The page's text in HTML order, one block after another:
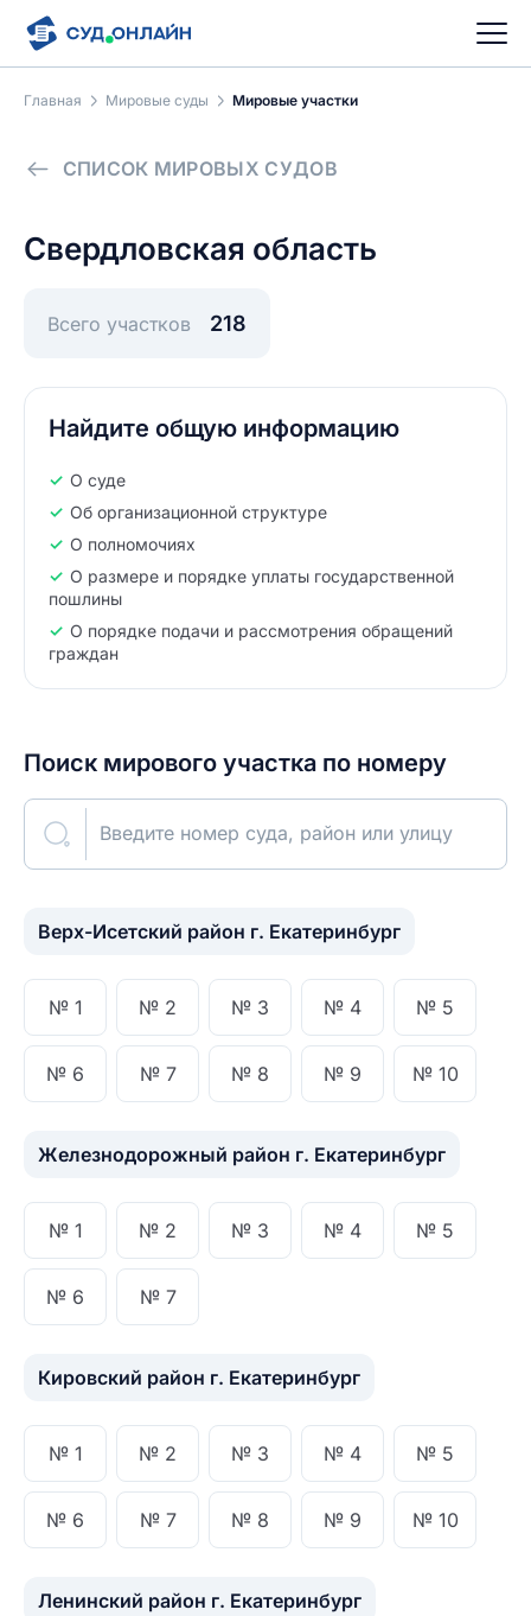
Главная Мировые суды Мировые участки
СПИСОК МИРОВЫХ СУДОВ
Свердловская область
Всего участков 218
Найдите общую информацию
О суде
Об организационной структуре
О полномочиях
О размере и порядке уплаты государственной
пошлины
О порядке подачи и рассмотрения обращений
граждан
Поиск мирового участка по номеру
Введите номер суда, район или улицу
Найдено 0
Верх-Исетский район г. Екатеринбург
№ 1 № 2 № 3 № 4 № 5
№ 6 № 7 № 8 № 9 № 10
Железнодорожный район г. Екатеринбург
№ 1 № 2 № 3 № 4 № 5
№ 6 № 7
Кировский район г. Екатеринбург
№ 1 № 2 № 3 № 4 № 5
№ 6 № 7 № 8 № 9 № 10
Ленинский район г. Екатеринбург